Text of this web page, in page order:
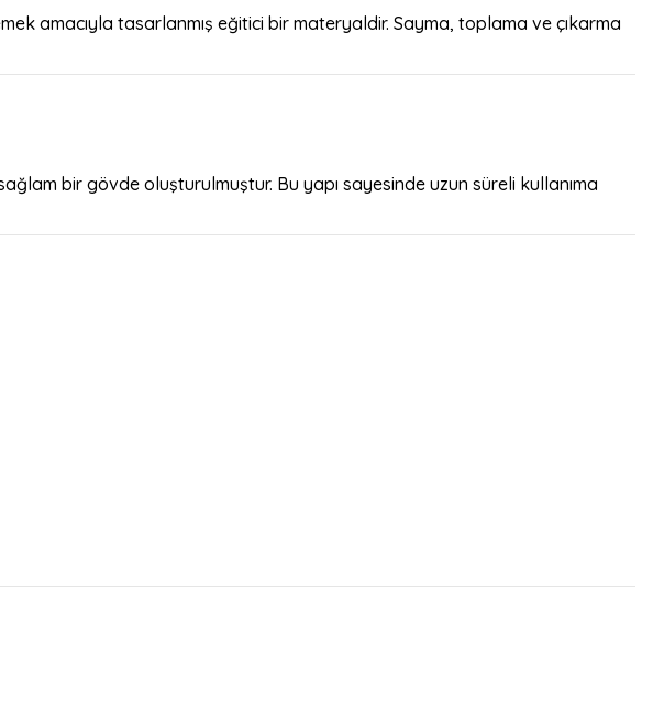
amacıyla tasarlanmış eğitici bir materyaldir. Sayma, toplama ve çıkarma
bir gövde oluşturulmuştur. Bu yapı sayesinde uzun süreli kullanıma